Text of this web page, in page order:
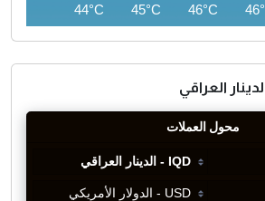
46°C
45°C
44°C
العراقي